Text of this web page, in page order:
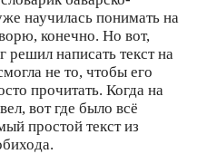
научилась понимать на
конечно. Но вот,
решил написать текст на
не то, чтобы его
прочитать. Когда на
вот где было всё
простой текст из